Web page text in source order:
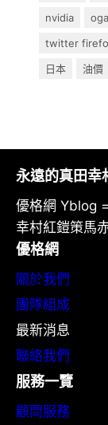
nvidia
twitter
日本
油價
永遠的真田幸
優格網 Yblog
幸村紅鎧策馬
優格網
關於我們
團隊組成
最新消息
聯絡我們
服務一覽
顧問服務